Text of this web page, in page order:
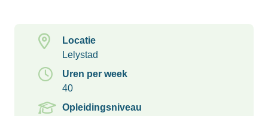
Locatie
Lelystad
Uren per week
40
Opleidingsniveau